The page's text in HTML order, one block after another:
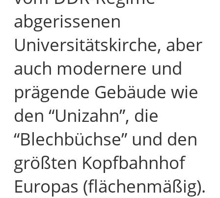
abgerissenen
Universitätskirche, aber
auch modernere und
prägende Gebäude wie
den “Unizahn”, die
“Blechbüchse” und den
größten Kopfbahnhof
Europas (flächenmäßig).